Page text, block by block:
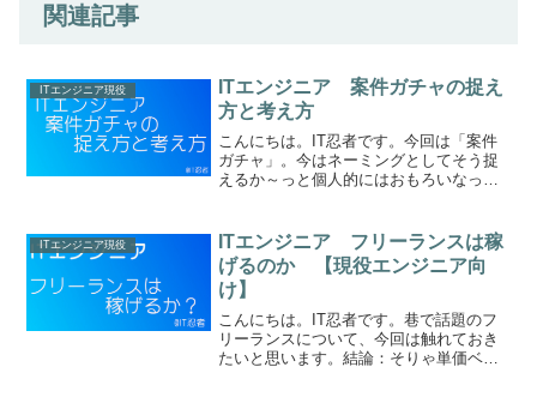
関連記事
ITエンジニア現役
ITエンジニア 案件ガチャの捉え
方と考え方
こんにちは。IT忍者です。今回は「案件
ガチャ」。今はネーミングとしてそう捉
えるか～っと個人的にはおもろいなっと
知見、技術、ノウハウを積み重ねる事が
王道ではとは思いま...
ITエンジニア現役
ITエンジニア フリーランスは稼
げるのか 【現役エンジニア向
け】
こんにちは。IT忍者です。巷で話題のフ
リーランスについて、今回は触れておき
たいと思います。結論：そりゃ単価ベー